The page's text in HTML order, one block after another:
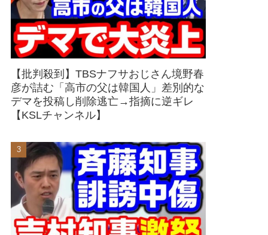
【批判殺到】TBSナフサおじさん境野春
彦が詰む「高市の父は韓国人」差別的な
デマを投稿し削除逃亡→指摘に逆ギレ
【KSLチャンネル】